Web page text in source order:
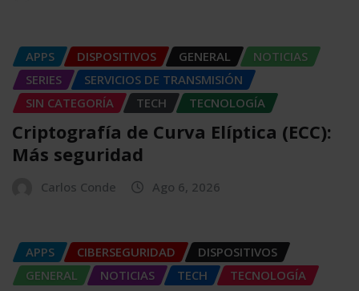
APPS DISPOSITIVOS GENERAL
NOTICIAS
SERIES
SERVICIOS DE TRANSMISIÓN
SIN CATEGORÍA
TECH TECNOLOGÍA
Criptografía de Curva Elíptica (ECC):
Más seguridad
Carlos Conde Ago 6, 2026
APPS CIBERSEGURIDAD
DISPOSITIVOS
GENERAL
NOTICIAS TECH TECNOLOGÍA